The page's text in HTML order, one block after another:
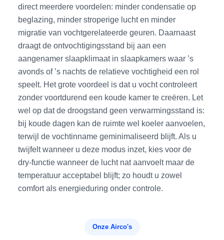
direct meerdere voordelen: minder condensatie op
beglazing, minder stroperige lucht en minder
migratie van vochtgerelateerde geuren. Daarnaast
draagt de ontvochtigingsstand bij aan een
aangenamer slaapklimaat in slaapkamers waar ’s
avonds of ’s nachts de relatieve vochtigheid een rol
speelt. Het grote voordeel is dat u vocht controleert
zonder voortdurend een koude kamer te creëren. Let
wel op dat de droogstand geen verwarmingsstand is:
bij koude dagen kan de ruimte wel koeler aanvoelen,
terwijl de vochtinname geminimaliseerd blijft. Als u
twijfelt wanneer u deze modus inzet, kies voor de
dry-functie wanneer de lucht nat aanvoelt maar de
temperatuur acceptabel blijft; zo houdt u zowel
comfort als energieduring onder controle.
Onze Airco's